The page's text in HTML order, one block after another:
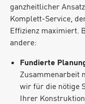
ganzheitlicher
Komplett-Service,
Effizienz maximiert.
andere:
Fundierte
Zusammenarbeit
wir für die nötige
Ihrer